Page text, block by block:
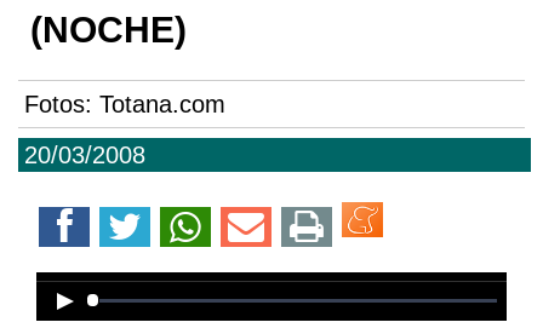
20/03/2008
(NOCHE)
Fotos: Totana.com
Error loading media: File could not
be played